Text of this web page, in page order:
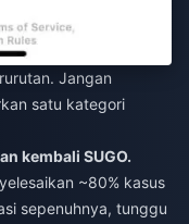
Jangan
satu kategori
kembali SUGO.
~80% kasus
sepenuhnya, tunggu